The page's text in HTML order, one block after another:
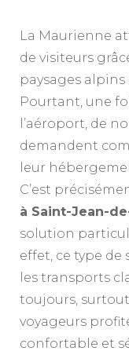
La Maurienne
de visiteurs
paysages
Pourtant, une
l’aéroport, de
demandent
leur
C’est
à Saint-Jean-
solution
effet, ce type de
les transports
toujours,
voyageurs
confortable et